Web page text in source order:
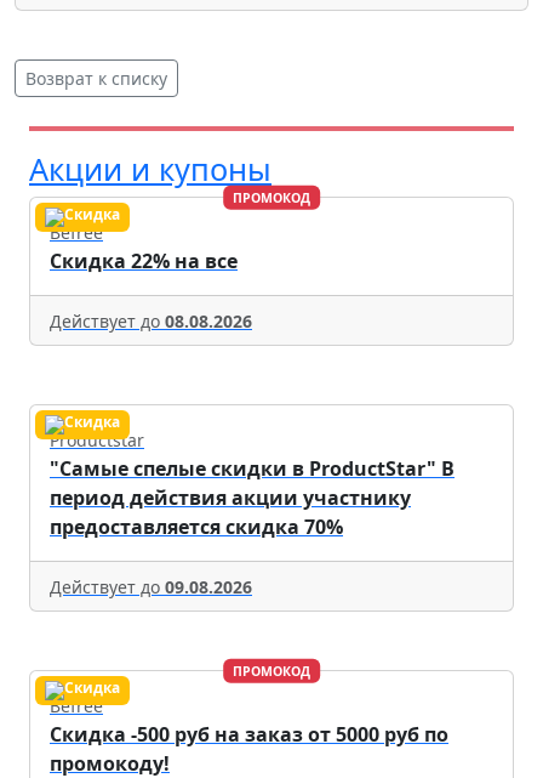
Возврат к списку
Акции и купоны
ПРОМОКОД
Befree
Скидка 22% на все
Действует до 08.08.2026
Productstar
"Самые спелые скидки в ProductStar" В
период действия акции участнику
предоставляется скидка 70%
Действует до 09.08.2026
ПРОМОКОД
Befree
Скидка -500 руб на заказ от 5000 руб по
промокоду!